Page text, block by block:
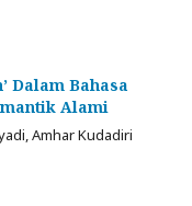
Dalam Bahasa
Alami
Amhar Kudadiri